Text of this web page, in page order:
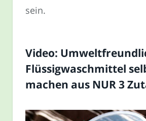
sein.
Video:
Flüssigwaschmittel
machen aus NUR 3